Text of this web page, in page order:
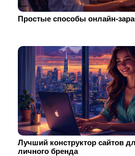
Простые способы онлайн-
Лучший конструктор сайтов
личного бренда